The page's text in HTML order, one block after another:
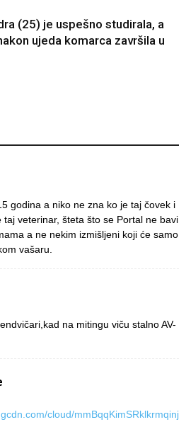
(25) je uspešno studirala, a
ujeda komarca završila u
godina a niko ne zna ko je taj čovek i
taj veterinar, šteta što se Portal ne bavi
a ne nekim izmišljeni koji će samo
vašaru.
na mitingu viču stalno AV-
cloud/mmBqqKimSRklkrmqinj